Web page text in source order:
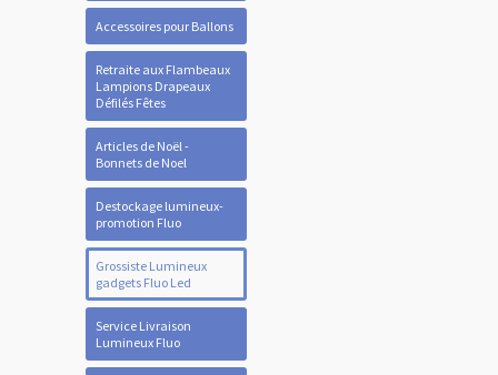
Accessoires pour Ballons
Retraite aux Flambeaux
Lampions Drapeaux
Défilés Fêtes
Articles de Noël -
Bonnets de Noel
Destockage lumineux-
promotion Fluo
Grossiste Lumineux
gadgets Fluo Led
Service Livraison
Lumineux Fluo